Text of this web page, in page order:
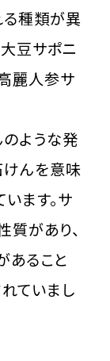
る種類が異
豆サポニ
麗人参サ
ような発
けんを意味
ます。サ
があり、
あること
ていまし